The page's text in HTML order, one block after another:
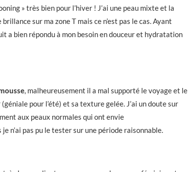
» très bien pour l’hiver ! J’ai une peau mixte et la
sur ma zone T mais ce n’est pas le cas. Ayant
a bien répondu à mon besoin en douceur et hydratation
, malheureusement il a mal supporté le voyage et le
pour l’été) et sa texture gelée. J’ai un doute sur
aux peaux normales qui ont envie
n’ai pas pu le tester sur une période raisonnable.